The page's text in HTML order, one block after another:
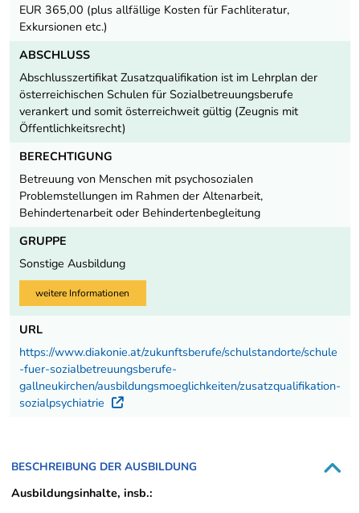
EUR 365,00 (plus allfällige Kosten für Fachliteratur,
Exkursionen etc.)
ABSCHLUSS
Abschlusszertifikat Zusatzqualifikation ist im Lehrplan der
österreichischen Schulen für Sozialbetreuungsberufe
verankert und somit österreichweit gültig (Zeugnis mit
Öffentlichkeitsrecht)
BERECHTIGUNG
Betreuung von Menschen mit psychosozialen
Problemstellungen im Rahmen der Altenarbeit,
Behindertenarbeit oder Behindertenbegleitung
GRUPPE
Sonstige Ausbildung
weitere Informationen
URL
https://www.diakonie.at/zukunftsberufe/schulstandorte/schule
-fuer-sozialbetreuungsberufe-
gallneukirchen/ausbildungsmoeglichkeiten/zusatzqualifikation-
sozialpsychiatrie
Externer Link
BESCHREIBUNG DER AUSBILDUNG
Ausbildungsinhalte, insb.: